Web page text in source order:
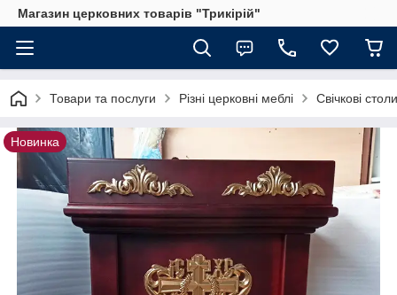
Магазин церковних товарів "Трикірій"
Товари та послуги Різні церковні меблі Свічкові
Новинка